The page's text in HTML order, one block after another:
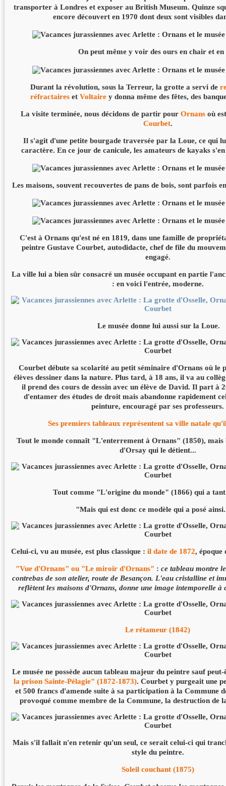
transporter à Londres et exposer au British Museum. Quinze
encore découvert en 1970 dont deux sont visibles
On peut même y voir des ours en chair et en
Durant la révolution, sous la Terreur, la grotte a servi de
réfractaires etVoltaire y donna même des fêtes, des
La visite terminée, nous décidons de partir pourOrnans où
Courbet.
Il s'agit d'une petite bourgade traversée par la Loue, ce qui
caractère. En ce jour de canicule, les amateurs de kayaks
Les maisons, souvent recouvertes de pans de bois, sont parfois
C'est à Ornans qu'est né en 1819, dans une famille de
peintre Gustave Courbet, autodidacte, chef de file du
engagé.
La ville lui a bien sûr consacré un musée occupant en partie
: en voici l'entrée, moderne.
Le musée donne lui aussi sur la Loue.
Courbet débute sa scolarité au petit séminaire d'Ornans où le
élèves dessiner dans la nature. Plus tard, à 18 ans, il va au
il prend des cours de dessin avec un élève de David. Il part à
d'entamer des études de droit mais abandonne rapidement
peinture, encouragé par ses professeurs.
Ses premiers tableaux représentent sa ville natale
Tout le monde connaît "L'enterrement à Ornans" (1850), mais
d'Orsay qui le détient...
Tout comme "L'origine du monde" (1866) qui a
"Mais qui est donc ce modèle qui a posé
Celui-ci, vu au musée, est plus classique : il date de 1872,
"Vue d'Ornans" ou "Le miroir d'Ornans" :ce tableau montre
contrebas de son atelier, route de Besançon. L'eau cristalline et
reflètent les maisons d'Ornans, donne une image intemporelle à
Le rétameur (1842)
Le musée ne possède aucun tableau majeur du peintre sauf
la prison Sainte-Pélagie" (1872-1873). Courbet y purgeait une
et 500 francs d'amende suite à sa participation à la Commune
provoqué comme membre de la Commune, la destruction de
Mais s'il fallait n'en retenir qu'un seul, ce serait celui-ci qui
style du peintre.
Soleil couchant (1875)